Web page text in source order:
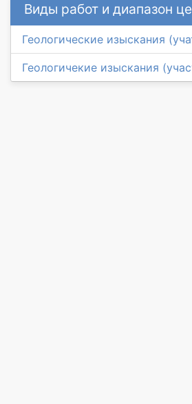
Виды работ и диапазон
Геологические изыскания
Геологичекие изыскания